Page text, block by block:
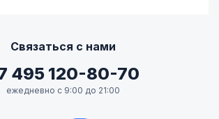
Связаться с нами
495 120-80-70
ежедневно с 9:00 до 21:00